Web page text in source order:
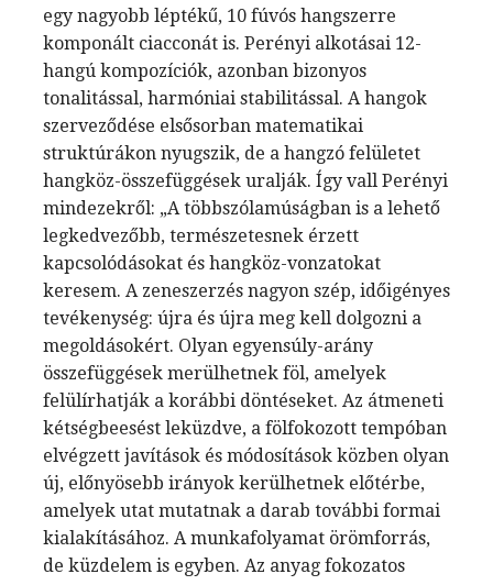
egy nagyobb léptékű, 10 fúvós hangszerre
komponált ciacconát is. Perényi alkotásai 12-
hangú kompozíciók, azonban bizonyos
tonalitással, harmóniai stabilitással. A hangok
szerveződése elsősorban matematikai
struktúrákon nyugszik, de a hangzó felületet
hangköz-összefüggések uralják. Így vall Perényi
mindezekről: „A többszólamúságban is a lehető
legkedvezőbb, természetesnek érzett
kapcsolódásokat és hangköz-vonzatokat
keresem. A zeneszerzés nagyon szép, időigényes
tevékenység: újra és újra meg kell dolgozni a
megoldásokért. Olyan egyensúly-arány
összefüggések merülhetnek föl, amelyek
felülírhatják a korábbi döntéseket. Az átmeneti
kétségbeesést leküzdve, a fölfokozott tempóban
elvégzett javítások és módosítások közben olyan
új, előnyösebb irányok kerülhetnek előtérbe,
amelyek utat mutatnak a darab további formai
kialakításához. A munkafolyamat örömforrás,
de küzdelem is egyben. Az anyag fokozatos